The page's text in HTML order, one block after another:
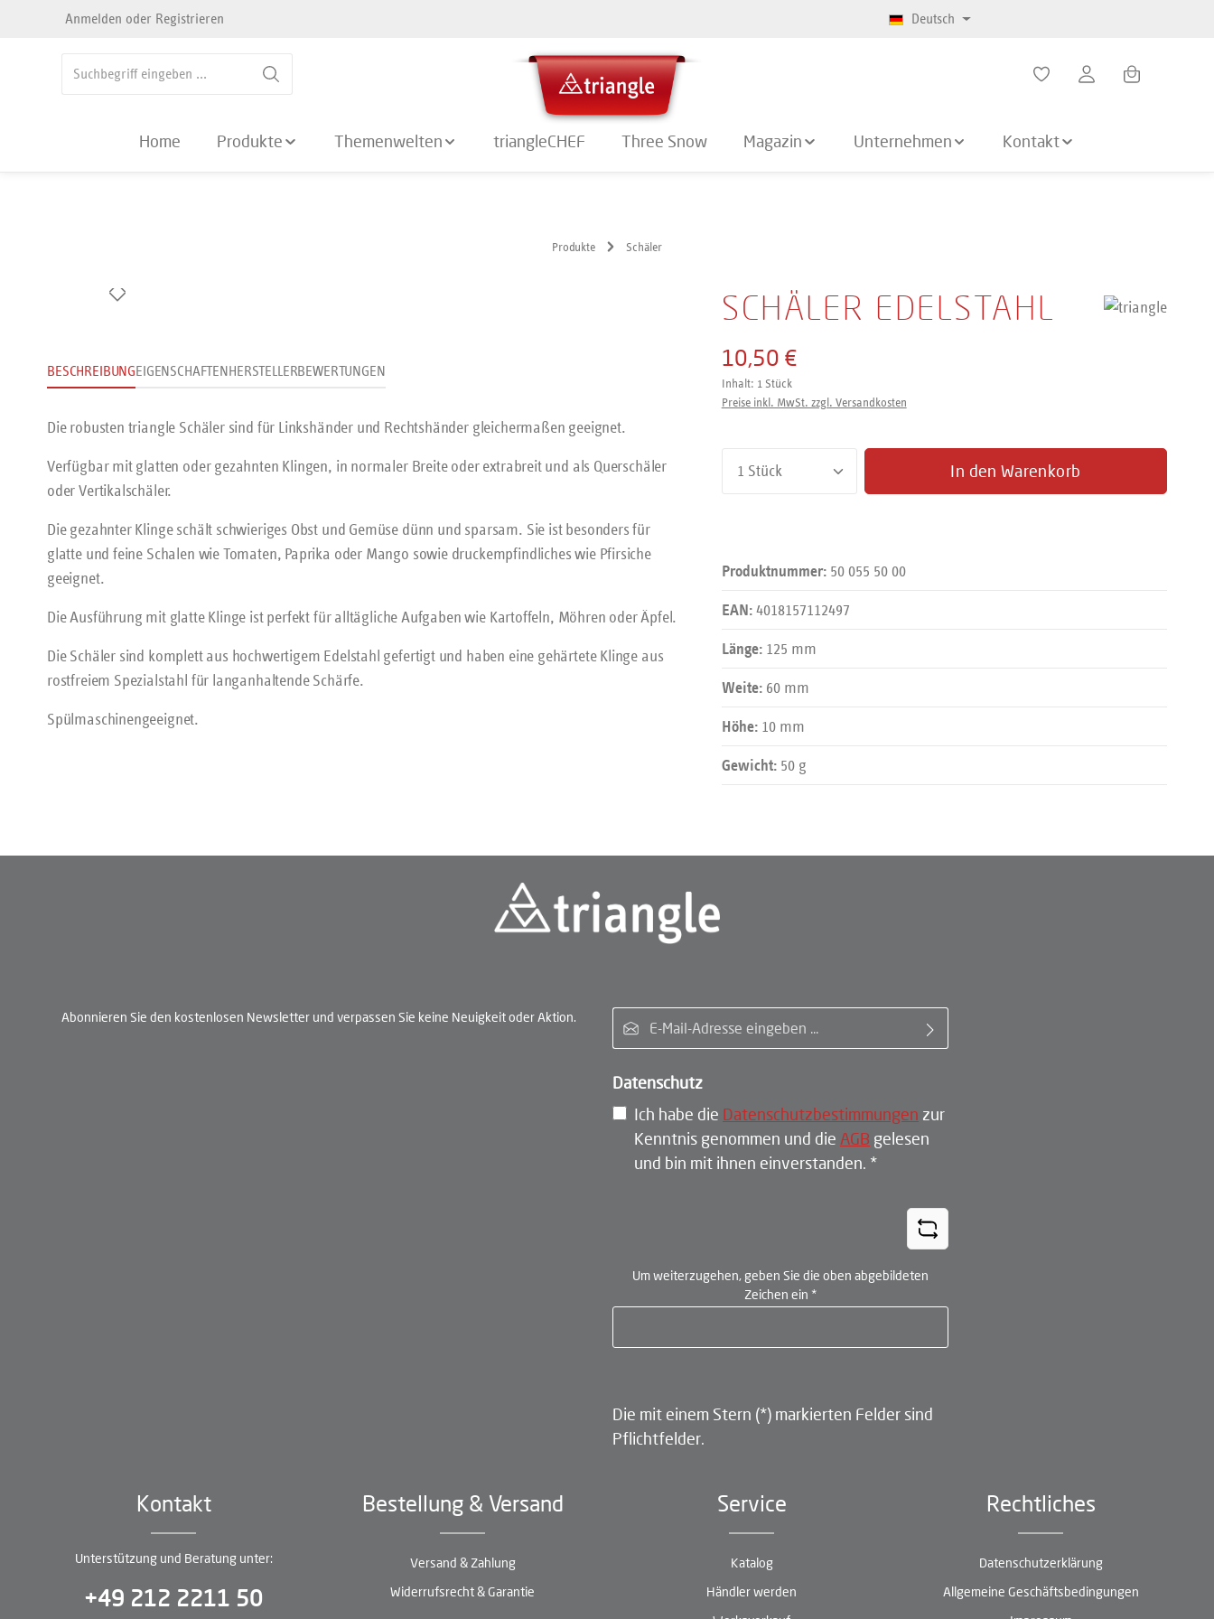
Zur Hauptnavigation springen
Anmelden oder Registrieren Deutsch
Warenkorb
Home Produkte Themenwelten triangleCHEF Three Snow Magazin Unternehmen Kontakt
Produkte Schäler
Bildergalerie überspringen SCHÄLER EDELSTAHL
10,50 €
Inhalt: 1 Stück
Preise inkl. MwSt. zzgl. Versandkosten
Produkt Anzahl: Gib den gewünschten Wert ein oder
In den Warenkorb
Produktnummer: 50 055 50 00
EAN: 4018157112497
Länge: 125 mm
Weite: 60 mm
Höhe: 10 mm
Gewicht: 50 g
BESCHREIBUNGEIGENSCHAFTENHERSTELLERBEWERTUNGEN
Die robusten triangle Schäler sind für Linkshänder und Rechtshänder gleichermaßen geeignet.
Verfügbar mit glatten oder gezahnten Klingen, in normaler Breite oder extrabreit und als Querschäler
oder Vertikalschäler.
Die gezahnter Klinge schält schwieriges Obst und Gemüse dünn und sparsam. Sie ist besonders für
glatte und feine Schalen wie Tomaten, Paprika oder Mango sowie druckempfindliches wie Pfirsiche
geeignet.
Die Ausführung mit glatte Klinge ist perfekt für alltägliche Aufgaben wie Kartoffeln, Möhren oder Äpfel.
Die Schäler sind komplett aus hochwertigem Edelstahl gefertigt und haben eine gehärtete Klinge aus
rostfreiem Spezialstahl für langanhaltende Schärfe.
Spülmaschinengeeignet.
Abonnieren Sie den kostenlosen Newsletter und verpassen Sie keine Neuigkeit oder Aktion.
Datenschutz
Ich habe die Datenschutzbestimmungen zur
Kenntnis genommen und die AGB gelesen
und bin mit ihnen einverstanden. *
Um weiterzugehen, geben Sie die oben abgebildeten
Zeichen ein *
Die mit einem Stern (*) markierten Felder sind
Pflichtfelder.
Kontakt
Unterstützung und Beratung unter:
+49 212 2211 50
Bestellung & Versand
Versand & Zahlung
Widerrufsrecht & Garantie
Service
Katalog
Händler werden
Rechtliches
Datenschutzerklärung
Allgemeine Geschäftsbedingungen